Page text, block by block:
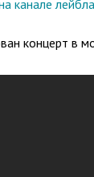
канале лейбла
концерт в